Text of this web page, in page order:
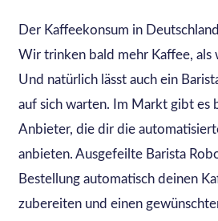
Der Kaffeekonsum in
Wir trinken bald mehr Kaffee, als
Und natürlich lässt auch ein
auf sich warten. Im Markt gibt es
Anbieter, die dir die
anbieten. Ausgefeilte Barista
Bestellung automatisch deinen
zubereiten und einen